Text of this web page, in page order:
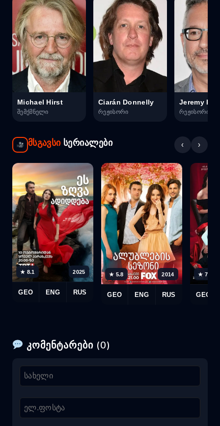
Michael Hirst
შემქმნელი
Ciarán Donnelly
რეჟისორი
Jeremy
რეჟისორი
მსგავსისერიალები ‹ ›
★ 8.1 2025
GEO ENG RUS
★ 5.8 2014
GEO ENG RUS
★ 7.2
GEO
კომენტარები (0)